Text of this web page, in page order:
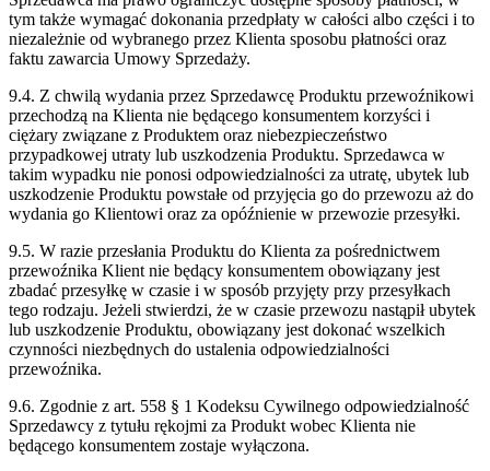
tym także wymagać dokonania przedpłaty w całości albo części i to
niezależnie od wybranego przez Klienta sposobu płatności oraz
faktu zawarcia Umowy Sprzedaży.
9.4. Z chwilą wydania przez Sprzedawcę Produktu przewoźnikowi
przechodzą na Klienta nie będącego konsumentem korzyści i
ciężary związane z Produktem oraz niebezpieczeństwo
przypadkowej utraty lub uszkodzenia Produktu. Sprzedawca w
takim wypadku nie ponosi odpowiedzialności za utratę, ubytek lub
uszkodzenie Produktu powstałe od przyjęcia go do przewozu aż do
wydania go Klientowi oraz za opóźnienie w przewozie przesyłki.
9.5. W razie przesłania Produktu do Klienta za pośrednictwem
przewoźnika Klient nie będący konsumentem obowiązany jest
zbadać przesyłkę w czasie i w sposób przyjęty przy przesyłkach
tego rodzaju. Jeżeli stwierdzi, że w czasie przewozu nastąpił ubytek
lub uszkodzenie Produktu, obowiązany jest dokonać wszelkich
czynności niezbędnych do ustalenia odpowiedzialności
przewoźnika.
9.6. Zgodnie z art. 558 § 1 Kodeksu Cywilnego odpowiedzialność
Sprzedawcy z tytułu rękojmi za Produkt wobec Klienta nie
będącego konsumentem zostaje wyłączona.